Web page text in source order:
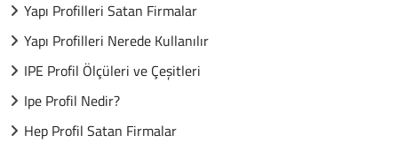
Yapı Profilleri Satan Firmalar
Yapı Profilleri Nerede Kullanılır
IPE Profil Ölçüleri ve Çeşitleri
Ipe Profil Nedir?
Hep Profil Satan Firmalar